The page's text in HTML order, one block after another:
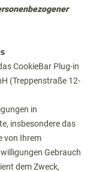
CookieBar Plug-in
(Treppenstraße 12-
in
insbesondere das
von Ihrem
Gebrauch
dem Zweck,